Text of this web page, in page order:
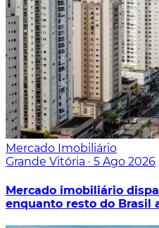
Mercado Imobiliário
Grande Vitória · 5 Ago 2026
Mercado imobiliário
enquanto resto do Brasil